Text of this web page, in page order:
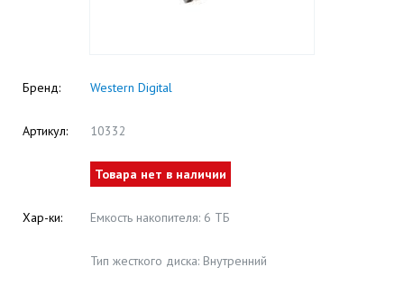
Бренд: Western Digital
Артикул: 10332
Товара нет в наличии
Хар-ки: Емкость накопителя: 6 ТБ
Тип жесткого диска: Внутренний